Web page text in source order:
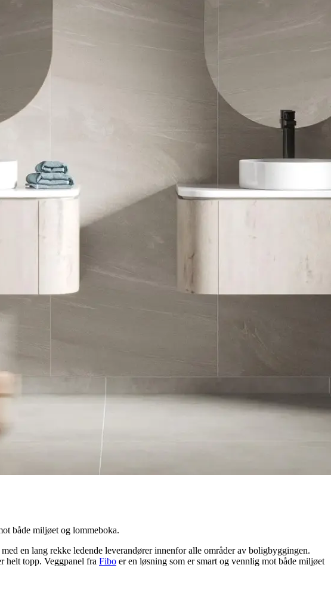
både miljøet og lommeboka.
en lang rekke ledende leverandører innenfor alle områder av boligbyggingen.
helt topp. Veggpanel fra Fibo er en løsning som er smart og vennlig mot både miljøet